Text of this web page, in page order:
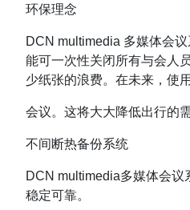
环保理念
DCN multimedia 多媒体会
能可一次性关闭所有与会人
少纸张的浪费。在未来，使
会议。这将大大降低出行的
不间断热备份系统
DCN multimedia多媒体会
稳定可靠。